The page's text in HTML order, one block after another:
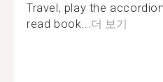
Travel, play the
read book... 더 보기